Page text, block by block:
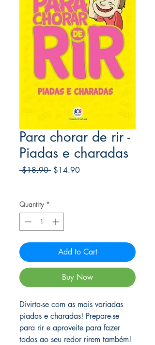
Para chorar de rir -
Piadas e charadas
$18.90 Regular
$14.90Sale
Quantity *
Add to Cart
Buy Now
Divirta-se com as mais variadas
piadas e charadas! Prepare-se
para rir e aproveite para fazer
todos ao seu redor rirem também!